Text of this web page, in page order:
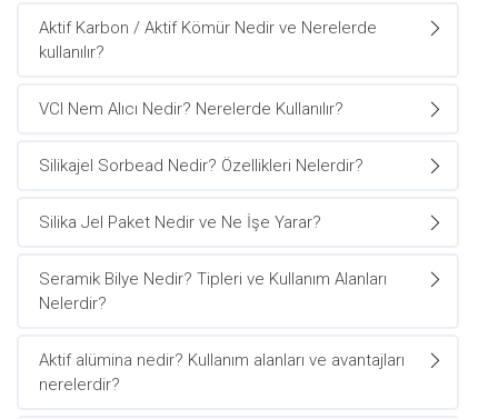
Aktif Karbon / Aktif Kömür Nedir ve Nerelerde
kullanılır?
VCI Nem Alıcı Nedir? Nerelerde Kullanılır?
Silikajel Sorbead Nedir? Özellikleri Nelerdir?
Silika Jel Paket Nedir ve Ne İşe Yarar?
Seramik Bilye Nedir? Tipleri ve Kullanım Alanları
Nelerdir?
Aktif alümina nedir? Kullanım alanları ve avantajları
nerelerdir?